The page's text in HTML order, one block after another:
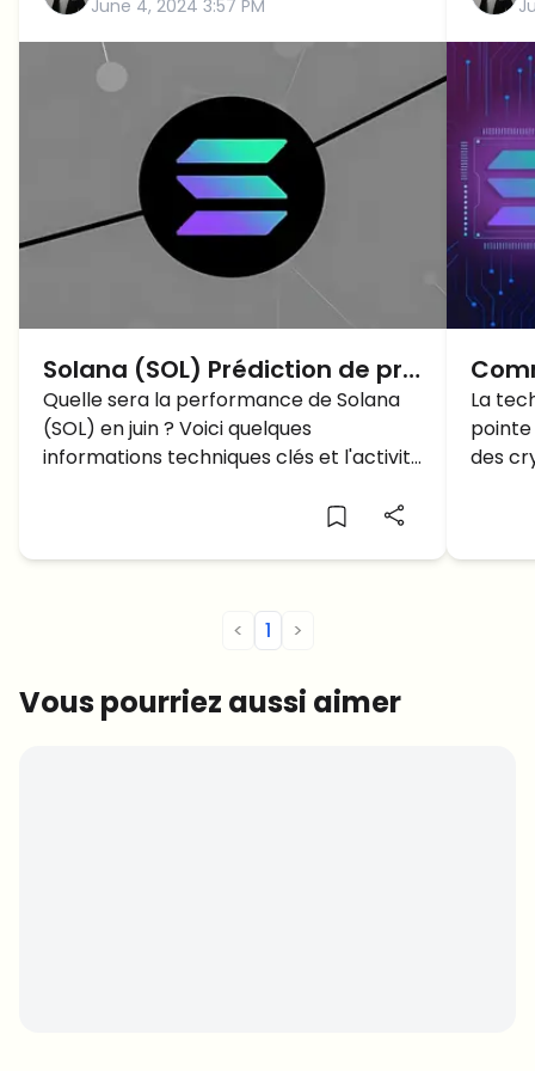
June 4, 2024 3:57 PM
Solana (SOL) Prédiction de prix
pour juin 2024
Quelle sera la performance de Solana
(SOL) en juin ? Voici quelques
informations techniques clés et l'activité
La
pointe
des
< 1 >
Vous pourriez aussi aimer